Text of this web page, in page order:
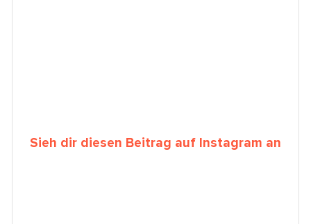
Sieh dir diesen Beitrag auf Instagram an